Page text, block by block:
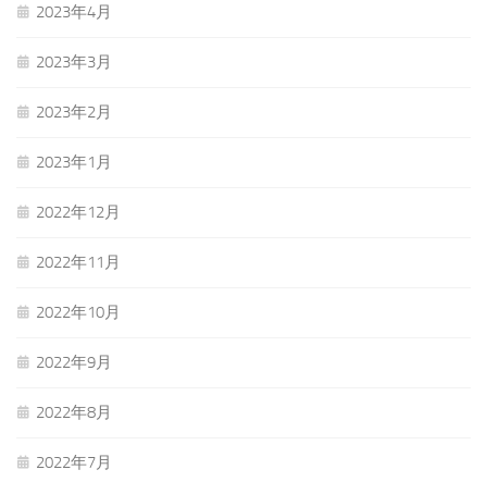
2023年4月
2023年3月
2023年2月
2023年1月
2022年12月
2022年11月
2022年10月
2022年9月
2022年8月
2022年7月